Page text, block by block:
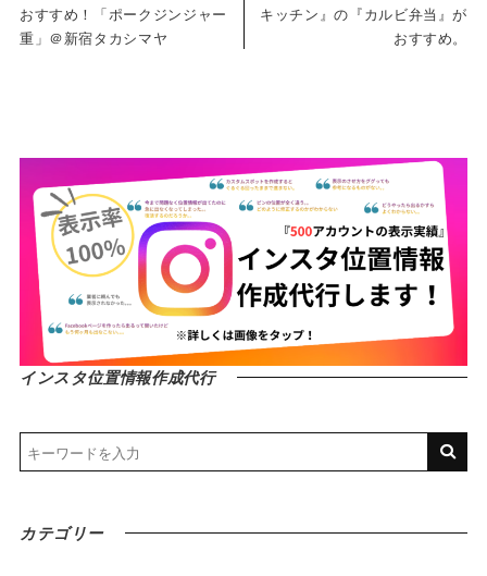
おすすめ！「ポークジンジャー
重」＠新宿タカシマヤ
キッチン』の『カルビ弁当』が
おすすめ。
インスタ位置情報作成代行
カテゴリー